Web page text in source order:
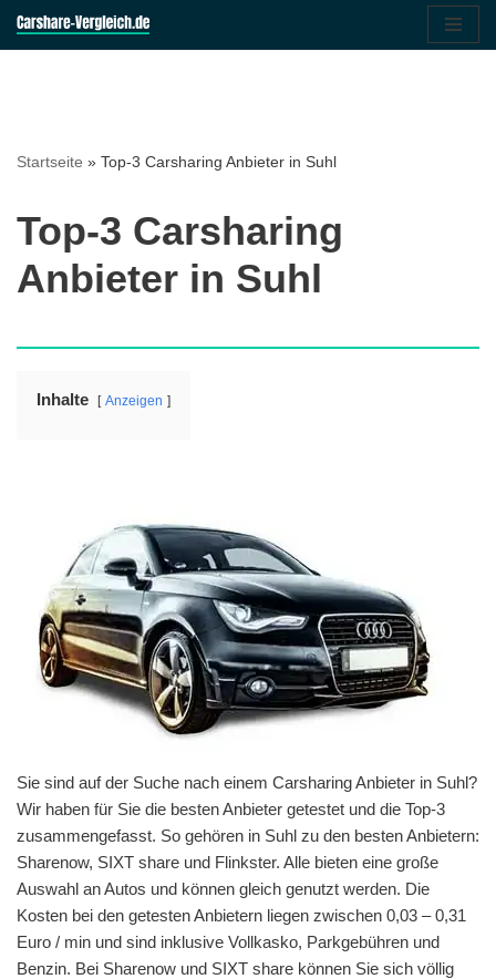
Startseite » Top-3 Carsharing Anbieter in Suhl
Top-3 Carsharing
Anbieter in Suhl
Inhalte Anzeigen
Sie sind auf der Suche nach einem Carsharing Anbieter in Suhl?
Wir haben für Sie die besten Anbieter getestet und die Top-3
zusammengefasst. So gehören in Suhl zu den besten Anbietern:
Sharenow, SIXT share und Flinkster. Alle bieten eine große
Auswahl an Autos und können gleich genutzt werden. Die
Kosten bei den getesten Anbietern liegen zwischen 0,03 – 0,31
Euro / min und sind inklusive Vollkasko, Parkgebühren und
Benzin. Bei Sharenow und SIXT share können Sie sich völlig